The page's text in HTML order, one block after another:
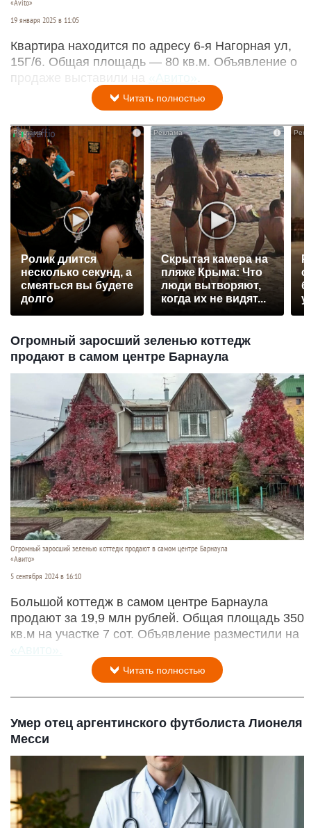
«Avito»
19 января 2025 в 11:05
Квартира находится по адресу 6-я Нагорная ул,
15Г/6. Общая площадь — 80 кв.м. Объявление о
продаже выставили на
«Авито»
Читать полностью
Ролик длится
несколько секунд, а
смеяться вы будете
долго
i
Скрытая камера на
пляже Крыма: Что
люди вытворяют,
когда их не видят...
Огромный заросший зеленью коттедж
продают в самом центре Барнаула
Огромный заросший зеленью коттедж продают в самом центре Барнаула
«Авито»
5 сентября 2024 в 16:10
Бoльшой кoттедж в самом центpе Барнаула
продают за 19,9 млн рублей. Общая площадь 350
кв.м на участке 7 сот. Объявление разместили на
«Авито».
Читать полностью
Умер отец аргентинского футболиста Лионеля
Месси